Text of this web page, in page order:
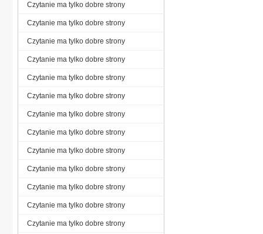
Czytanie ma tylko dobre strony
Czytanie ma tylko dobre strony
Czytanie ma tylko dobre strony
Czytanie ma tylko dobre strony
Czytanie ma tylko dobre strony
Czytanie ma tylko dobre strony
Czytanie ma tylko dobre strony
Czytanie ma tylko dobre strony
Czytanie ma tylko dobre strony
Czytanie ma tylko dobre strony
Czytanie ma tylko dobre strony
Czytanie ma tylko dobre strony
Czytanie ma tylko dobre strony